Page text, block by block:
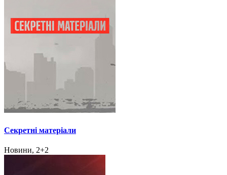
Секретні матеріали
Новини, 2+2